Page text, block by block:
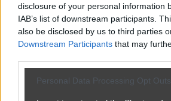
disclosure of your personal information
IAB’s list of downstream participants.
also be disclosed by us to third parties
Downstream Participants that may
Personal Data Processing Opt Outs